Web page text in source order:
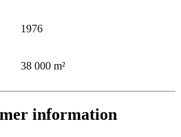
1976
38 000 m²
information